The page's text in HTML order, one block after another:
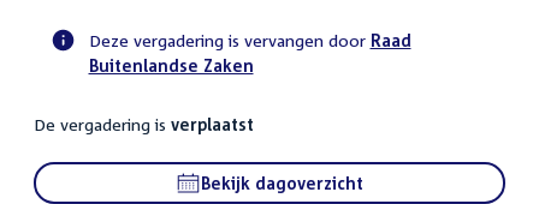
Voortgangsstatus
activiteit
Deze vergadering is vervangen door Raad
Buitenlandse Zaken
De vergadering is verplaatst
Bekijk dagoverzicht